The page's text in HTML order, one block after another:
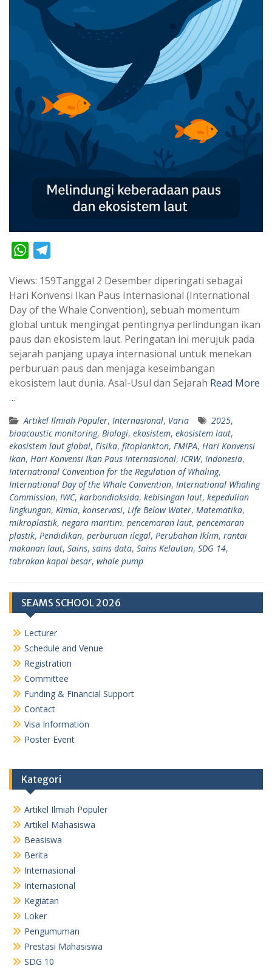
W
a
t
A
p
p
l
e
g
r
a
m
Views: 159Tanggal 2 Desember diperingati sebagai
Hari Konvensi Ikan Paus Internasional (International
Day of the Whale Convention), sebuah momentum
global untuk mengingat pentingnya perlindungan ikan
paus dan ekosistem laut. Peringatan ini merujuk pada
sejarah panjang upaya internasional untuk menekan
perburuan paus dan menjaga keseimbangan
ekosistem laut dunia. Asal-Usul dan Sejarah Read More
…
Artikel Ilmiah Populer, Internasional, Varia 2025,
bioacoustic monitoring, Biologi, ekosistem, ekosistem laut,
ekosistem laut global, Fisika, fitoplankton, FMIPA, Hari Konvensi
Ikan, Hari Konvensi Ikan Paus Internasional, ICRW, Indonesia,
International Convention for the Regulation of Whaling,
International Day of the Whale Convention, International Whaling
Commission, IWC, karbondioksida, kebisingan laut, kepedulian
lingkungan, Kimia, konservasi, Life Below Water, Matematika,
mikroplastik, negara maritim, pencemaran laut, pencemaran
plastik, Pendidikan, perburuan ilegal, Perubahan Iklim, rantai
makanan laut, Sains, sains data, Sains Kelautan, SDG 14,
tabrakan kapal besar, whale pump
SEAMS SCHOOL 2026
Lecturer
Schedule and Venue
Registration
Committee
Funding & Financial Support
Contact
Visa Information
Poster Event
Kategori
Artikel Ilmiah Populer
Artikel Mahasiswa
Beasiswa
Berita
Internasional
Internasional
Kegiatan
Loker
Pengumuman
Prestasi Mahasiswa
SDG 10